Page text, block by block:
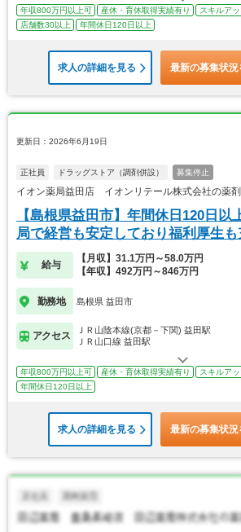
年収800万円以上可 産休・育休取得実績有り スキルア
店舗数30以上
年間休日120日以上
求人の詳細を見る 最新の募集状
更新日：2026年6月19日
正社員 ドラッグストア（調剤併設） 募集停止
イオン薬局益田店 イオンリテール株式会社の薬
【島根県益田市】年間休日120日
局で経営も安定しており福利厚生も
給与
【月収】31.1万円～58.0万円
【年収】492万円～846万円
勤務地 島根県 益田市
アクセス
ＪＲ山陰本線(京都－下関) 益田駅
ＪＲ山口線 益田駅
年収800万円以上可 産休・育休取得実績有り スキルア
年間休日120日以上
求人の詳細を見る 最新の募集状